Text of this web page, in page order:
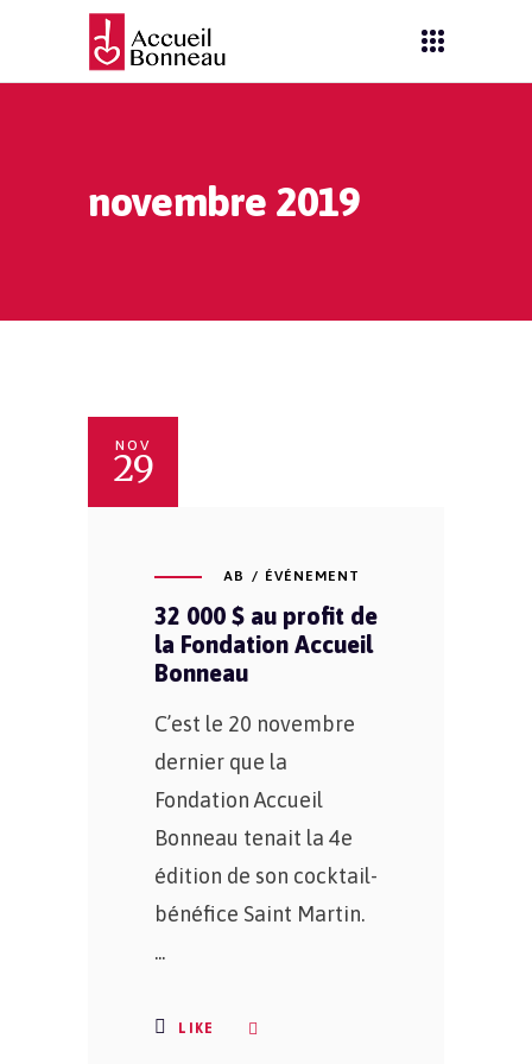
novembre 2019
NOV
29
AB ÉVÉNEMENT
32 000 $ au profit de
la Fondation Accueil
Bonneau
C’est le 20 novembre
dernier que la
Fondation Accueil
Bonneau tenait la 4e
édition de son cocktail-
bénéfice Saint Martin.
LIKE